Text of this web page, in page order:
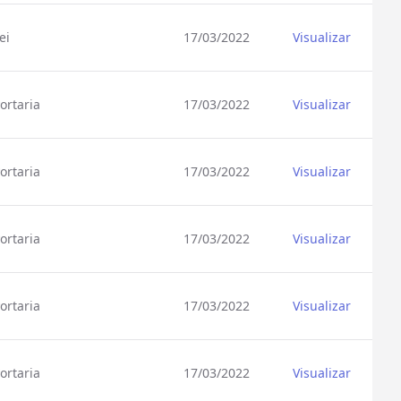
17/03/2022 Visualizar
17/03/2022 Visualizar
17/03/2022 Visualizar
17/03/2022 Visualizar
17/03/2022 Visualizar
17/03/2022 Visualizar